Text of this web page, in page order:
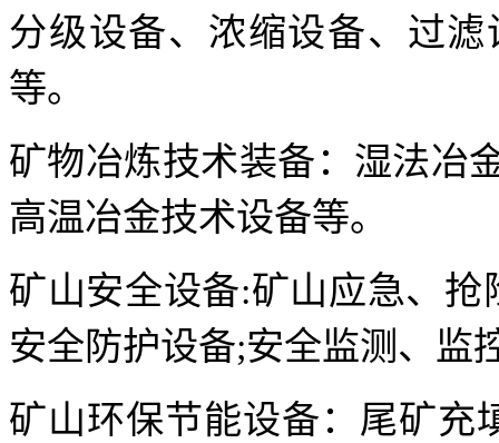
分级设备、浓缩设备、过
等。
矿物冶炼技术装备：湿法冶
高温冶金技术设备等。
矿山安全设备:矿山应急、
安全防护设备;安全监测、监
矿山环保节能设备：尾矿充